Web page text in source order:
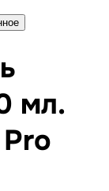
мл.